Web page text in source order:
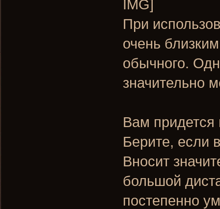
При
очень
обычного.
значительно
Вам придется
Берите, если
Вносит
большой
постепенно